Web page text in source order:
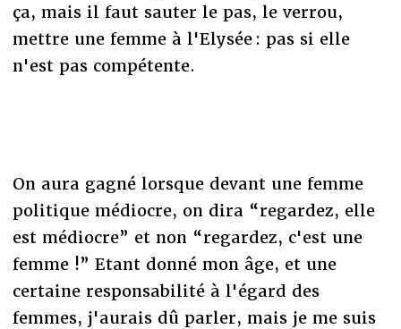
ça, mais il faut sauter le pas, le verrou,
mettre une femme à l'Elysée : pas si elle
n'est pas compétente.
On aura gagné lorsque devant une femme
politique médiocre, on dira “regardez, elle
est médiocre” et non “regardez, c'est une
femme !” Etant donné mon âge, et une
certaine responsabilité à l'égard des
femmes, j'aurais dû parler, mais je me suis